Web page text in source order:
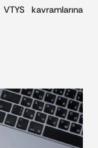
kavramlarına